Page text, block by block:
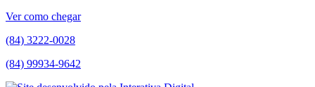
Ver como chegar
(84) 3222-0028
(84) 99934-9642